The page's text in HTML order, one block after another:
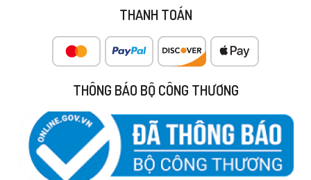
THANH TOÁN
THÔNG BÁO BỘ CÔNG THƯƠNG